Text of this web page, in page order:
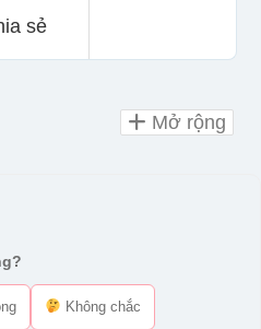
sẻ
Không chắc
Mở rộng